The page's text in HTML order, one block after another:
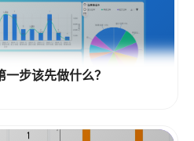
步该先做什么？